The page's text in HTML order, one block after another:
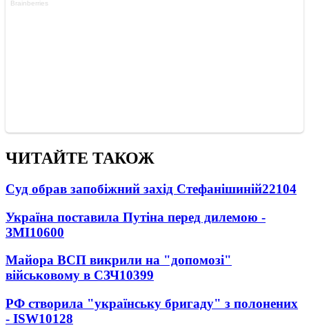
ЧИТАЙТЕ ТАКОЖ
Суд обрав запобіжний захід Стефанішиній22104
Україна поставила Путіна перед дилемою -
ЗМІ10600
Майора ВСП викрили на "допомозі"
військовому в СЗЧ10399
РФ створила "українську бригаду" з полонених
- ISW10128